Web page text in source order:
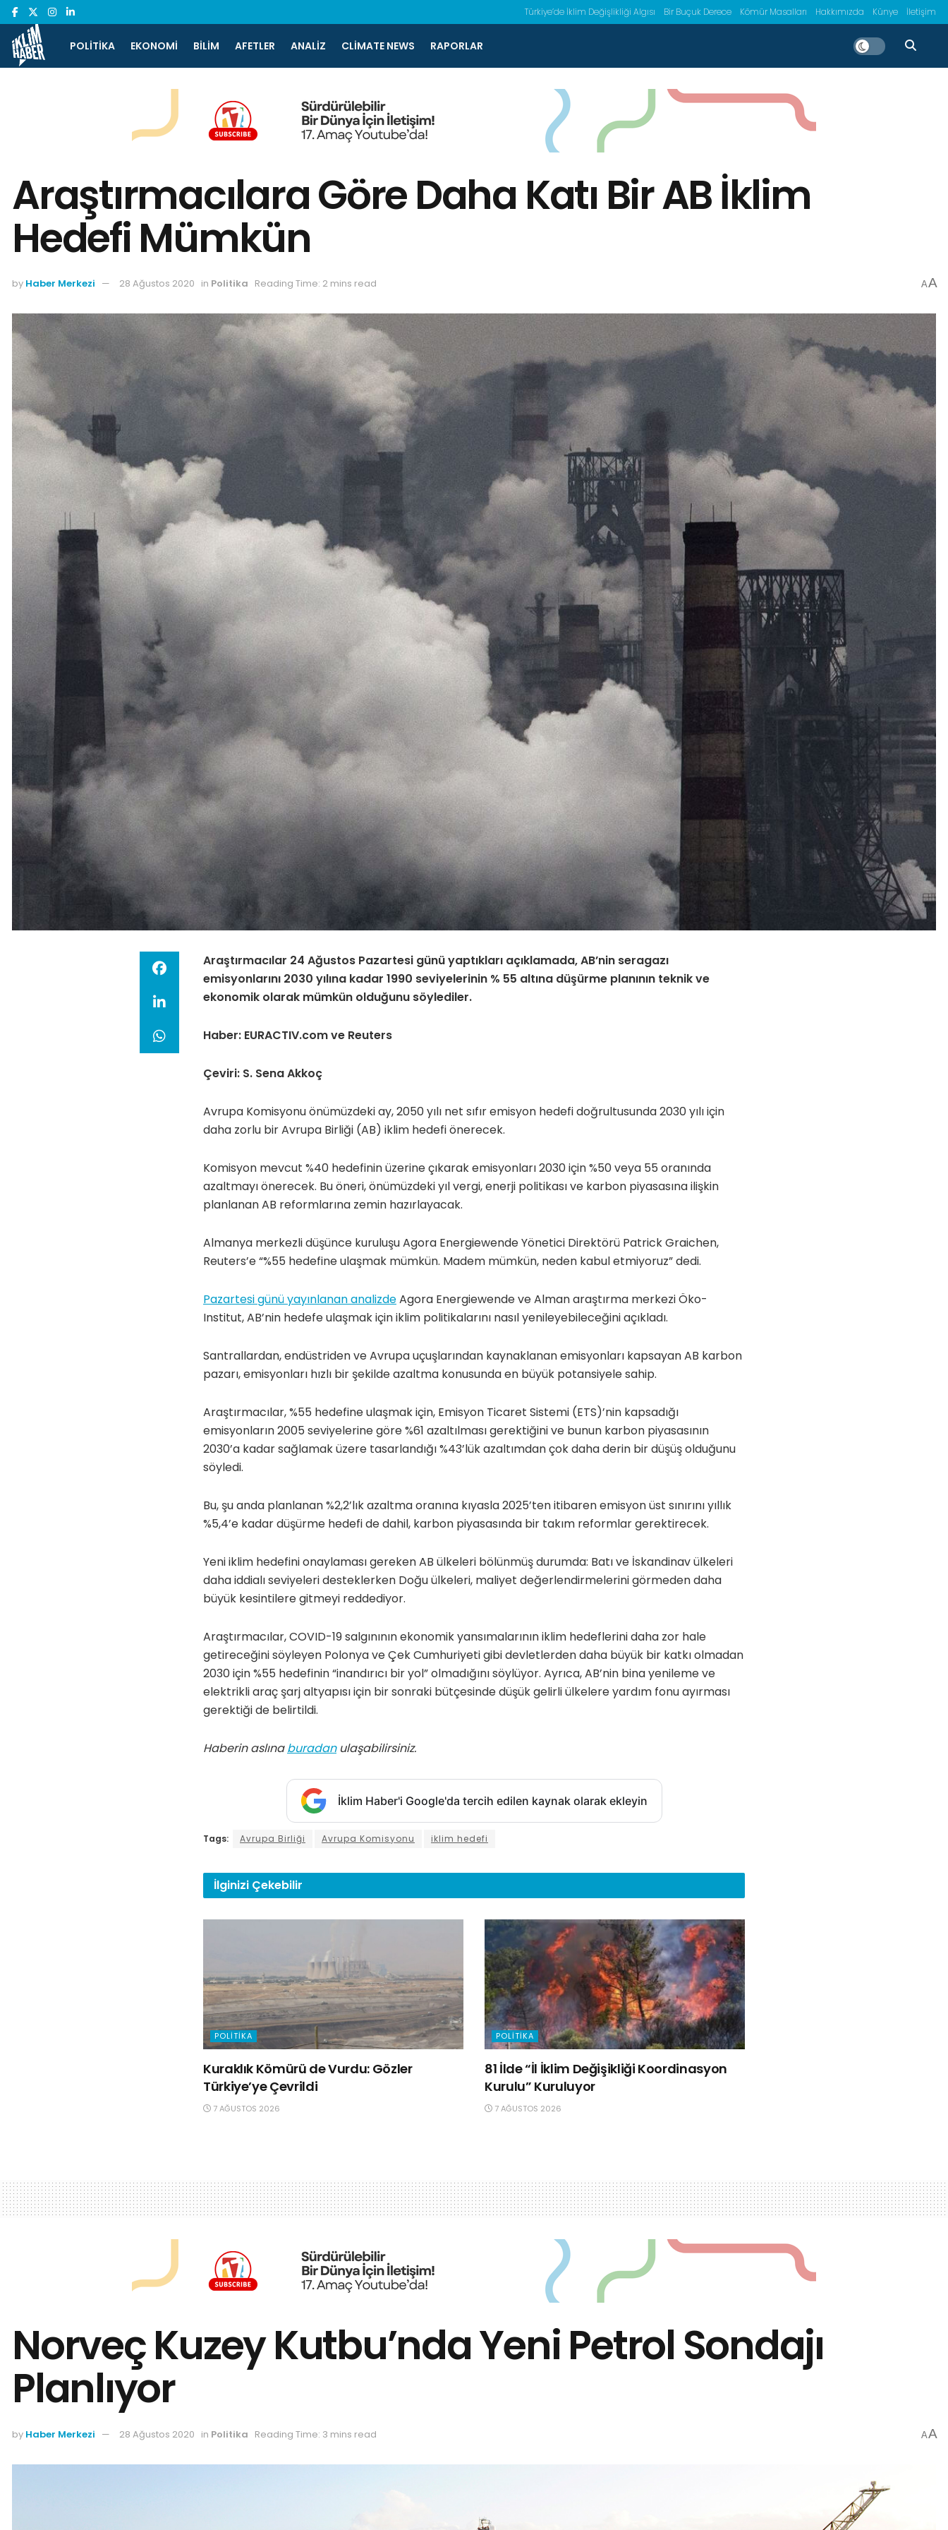
Türkiye’de İklim Değişlikliği Algısı Bir Buçuk Derece Kömür Masalları Hakkımızda Künye İletişim
POLITIKA EKONOMI BILIM AFETLER ANALIZ CLIMATE NEWS RAPORLAR
Araştırmacılara Göre Daha Katı Bir AB İklim
Hedefi Mümkün
by Haber Merkezi 28 Ağustos 2020 in Politika Reading Time: 2 mins read AA
Araştırmacılar 24 Ağustos Pazartesi günü yaptıkları açıklamada, AB’nin seragazı
emisyonlarını 2030 yılına kadar 1990 seviyelerinin % 55 altına düşürme planının teknik ve
ekonomik olarak mümkün olduğunu söylediler.
Haber: EURACTIV.com ve Reuters
Çeviri: S. Sena Akkoç
Avrupa Komisyonu önümüzdeki ay, 2050 yılı net sıfır emisyon hedefi doğrultusunda 2030 yılı için
daha zorlu bir Avrupa Birliği (AB) iklim hedefi önerecek.
Komisyon mevcut %40 hedefinin üzerine çıkarak emisyonları 2030 için %50 veya 55 oranında
azaltmayı önerecek. Bu öneri, önümüzdeki yıl vergi, enerji politikası ve karbon piyasasına ilişkin
planlanan AB reformlarına zemin hazırlayacak.
Almanya merkezli düşünce kuruluşu Agora Energiewende Yönetici Direktörü Patrick Graichen,
Reuters’e “%55 hedefine ulaşmak mümkün. Madem mümkün, neden kabul etmiyoruz” dedi.
Pazartesi günü yayınlanan analizdeAgora Energiewende ve Alman araştırma merkezi Öko-
Institut, AB’nin hedefe ulaşmak için iklim politikalarını nasıl yenileyebileceğini açıkladı.
Santrallardan, endüstriden ve Avrupa uçuşlarından kaynaklanan emisyonları kapsayan AB karbon
pazarı, emisyonları hızlı bir şekilde azaltma konusunda en büyük potansiyele sahip.
Araştırmacılar, %55 hedefine ulaşmak için, Emisyon Ticaret Sistemi (ETS)’nin kapsadığı
emisyonların 2005 seviyelerine göre %61 azaltılması gerektiğini ve bunun karbon piyasasının
2030’a kadar sağlamak üzere tasarlandığı %43’lük azaltımdan çok daha derin bir düşüş olduğunu
söyledi.
Bu, şu anda planlanan %2,2’lık azaltma oranına kıyasla 2025’ten itibaren emisyon üst sınırını yıllık
%5,4’e kadar düşürme hedefi de dahil, karbon piyasasında bir takım reformlar gerektirecek.
Yeni iklim hedefini onaylaması gereken AB ülkeleri bölünmüş durumda: Batı ve İskandinav ülkeleri
daha iddialı seviyeleri desteklerken Doğu ülkeleri, maliyet değerlendirmelerini görmeden daha
büyük kesintilere gitmeyi reddediyor.
Araştırmacılar, COVID-19 salgınının ekonomik yansımalarının iklim hedeflerini daha zor hale
getireceğini söyleyen Polonya ve Çek Cumhuriyeti gibi devletlerden daha büyük bir katkı olmadan
2030 için %55 hedefinin “inandırıcı bir yol” olmadığını söylüyor. Ayrıca, AB’nin bina yenileme ve
elektrikli araç şarj altyapısı için bir sonraki bütçesinde düşük gelirli ülkelere yardım fonu ayırması
gerektiği de belirtildi.
Haberin aslınaburadanulaşabilirsiniz.
İklim Haber'i Google'da tercih edilen kaynak olarak ekleyin
Tags: Avrupa Birliği Avrupa Komisyonu iklim hedefi
İlginizi Çekebilir
POLITIKA
Kuraklık Kömürü de Vurdu: Gözler
Türkiye’ye Çevrildi
7 AĞUSTOS 2026
POLITIKA
81 İlde “İl İklim Değişikliği Koordinasyon
Kurulu” Kuruluyor
7 AĞUSTOS 2026
Norveç Kuzey Kutbu’nda Yeni Petrol Sondajı
Planlıyor
by Haber Merkezi 28 Ağustos 2020 in Politika Reading Time: 3 mins read AA